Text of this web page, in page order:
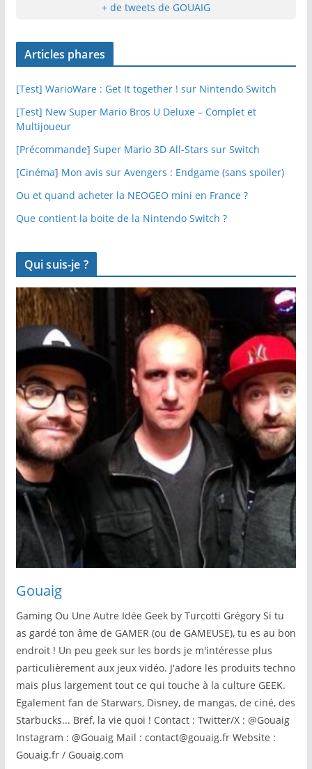
+ de tweets de GOUAIG
Articles phares
[Test] WarioWare : Get It together ! sur Nintendo Switch
[Test] New Super Mario Bros U Deluxe – Complet et
Multijoueur
[Précommande] Super Mario 3D All-Stars sur Switch
[Cinéma] Mon avis sur Avengers : Endgame (sans spoiler)
Ou et quand acheter la NEOGEO mini en France ?
Que contient la boite de la Nintendo Switch ?
Qui suis-je ?
Gouaig
Gaming Ou Une Autre Idée Geek by Turcotti Grégory Si tu
as gardé ton âme de GAMER (ou de GAMEUSE), tu es au bon
endroit ! Un peu geek sur les bords je m'intéresse plus
particulièrement aux jeux vidéo. J'adore les produits techno
mais plus largement tout ce qui touche à la culture GEEK.
Egalement fan de Starwars, Disney, de mangas, de ciné, des
Starbucks... Bref, la vie quoi ! Contact : Twitter/X : @Gouaig
Instagram : @Gouaig Mail : contact@gouaig.fr Website :
Gouaig.fr / Gouaig.com